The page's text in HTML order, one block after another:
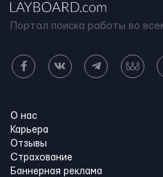
Портал поиска работы во
О нас
Карьера
Отзывы
Страхование
Баннерная реклама